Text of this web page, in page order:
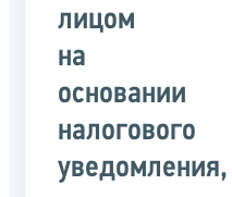
лицом
на
основании
налогового
уведомления,